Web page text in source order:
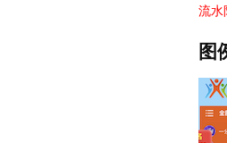
流水
图